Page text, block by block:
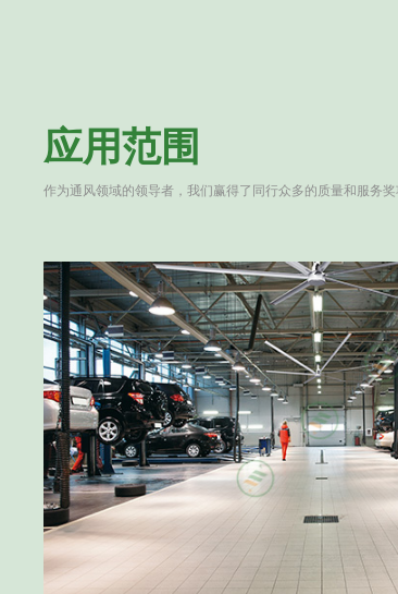
应用范围
作为通风领域的领导者，我们赢得了同行众多的质量和服务奖